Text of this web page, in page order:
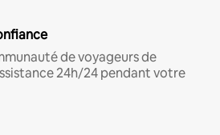
de voyageurs de
24h/24 pendant votre